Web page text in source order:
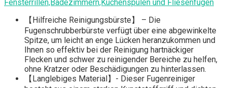
Fensterrillen,Badezimmern,Küchenspülen und Fliesenfugen
【Hilfreiche Reinigungsbürste】 – Die
Fugenschrubberbürste verfügt über eine abgewinkelte
Spitze, um leicht an enge Lücken heranzukommen und
Ihnen so effektiv bei der Reinigung hartnäckiger
Flecken und schwer zu reinigender Bereiche zu helfen,
ohne Kratzer oder Beschädigungen zu hinterlassen.
【Langlebiges Material】- Dieser Fugenreiniger